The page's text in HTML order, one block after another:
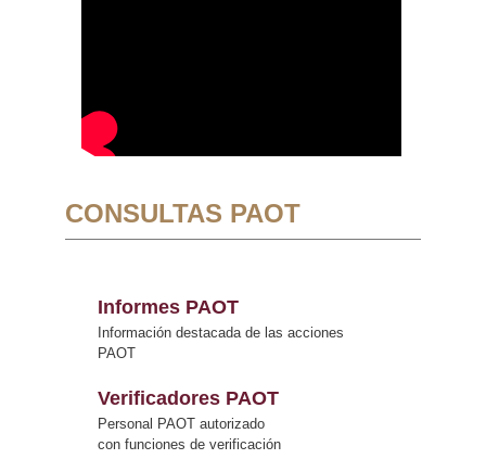
CONSULTAS PAOT
Informes PAOT
Información destacada de las acciones
PAOT
Verificadores PAOT
Personal PAOT autorizado
con funciones de verificación